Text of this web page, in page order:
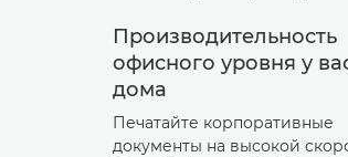
Производительность
офисного уровня у
дома
Печатайте корпоративные
документы на высокой